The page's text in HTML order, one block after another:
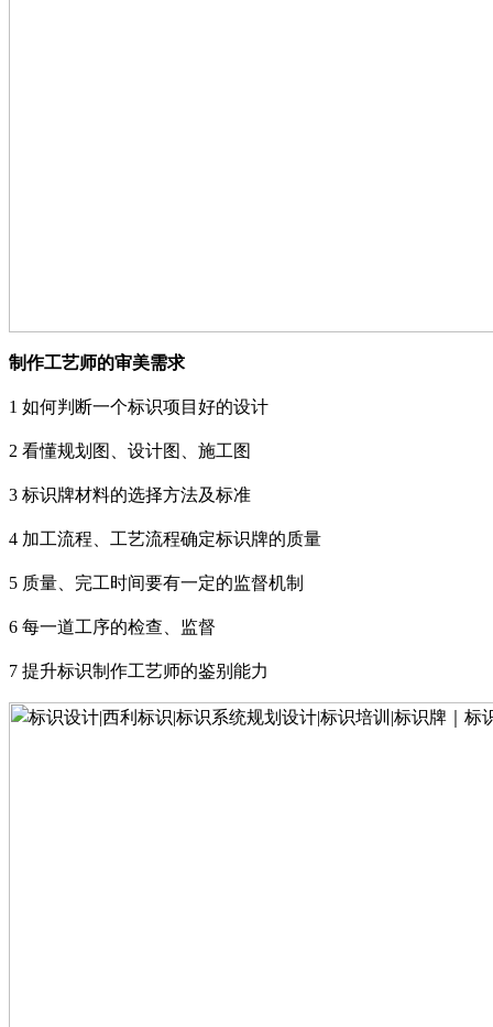
制作工艺师的审美需求
1 如何判断一个标识项目好的设计
2 看懂规划图、设计图、施工图
3 标识牌材料的选择方法及标准
4 加工流程、工艺流程确定标识牌的质量
5 质量、完工时间要有一定的监督机制
6 每一道工序的检查、监督
7 提升标识制作工艺师的鉴别能力